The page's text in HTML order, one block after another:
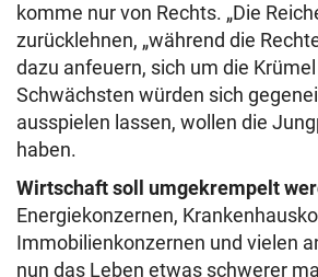
komme nur von Rechts. „Die
zurücklehnen, „während die
dazu anfeuern, sich um die Krümel
Schwächsten würden sich
ausspielen lassen, wollen die
haben.
Wirtschaft soll umgekrempelt
Energiekonzernen,
Immobilienkonzernen und vielen
nun das Leben etwas schwerer